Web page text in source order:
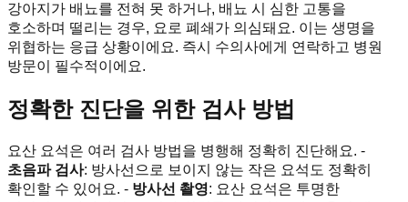
강아지가 배뇨를 전혀 못 하거나, 배뇨 시 심한 고통을
호소하며 떨리는 경우, 요로 폐쇄가 의심돼요. 이는 생명을
위협하는 응급 상황이에요. 즉시 수의사에게 연락하고 병원
방문이 필수적이에요.
정확한 진단을 위한 검사 방법
요산 요석은 여러 검사 방법을 병행해 정확히 진단해요. -
초음파 검사: 방사선으로 보이지 않는 작은 요석도 정확히
확인할 수 있어요. - 방사선 촬영: 요산 요석은 투명한